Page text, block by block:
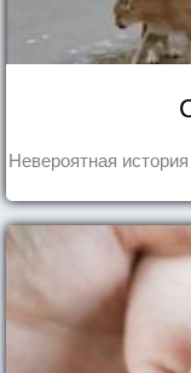
Невероятная